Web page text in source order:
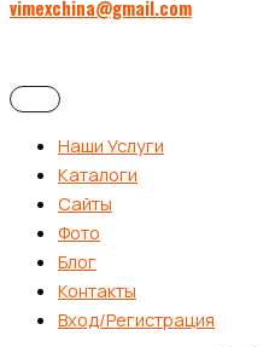
vimexchina@gmail.com
Наши Услуги
Каталоги
Сайты
Фото
Блог
Контакты
Вход/Регистрация